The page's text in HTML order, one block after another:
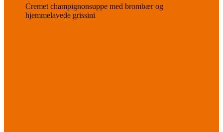
Cremet champignonsuppe med brombær og
hjemmelavede grissini